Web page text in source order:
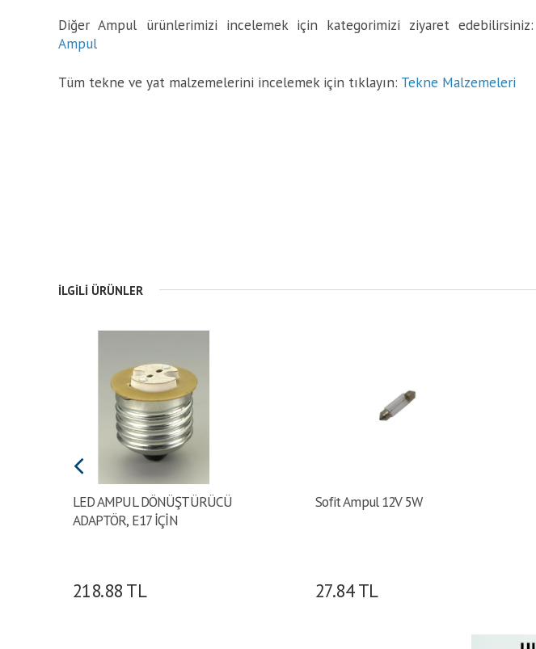
Diğer Ampul ürünlerimizi incelemek için kategorimizi ziyaret edebilirsiniz:
Ampul
Tüm tekne ve yat malzemelerini incelemek için tıklayın: Tekne Malzemeleri
İLGILI ÜRÜNLER
LED AMPUL DÖNÜŞTÜRÜCÜ
ADAPTÖR, E17 İÇİN
218.88 TL
Sofit Ampul 12V 5W
27.84TL